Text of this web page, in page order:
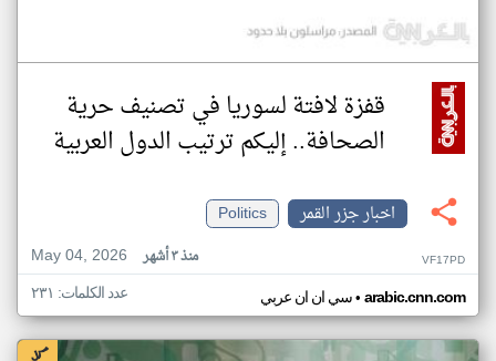
قفزة لافتة لسوريا في تصنيف حرية
الصحافة.. إليكم ترتيب الدول العربية
اخبار جزر القمر
Politics
May 04, 2026
منذ ٣ أشهر VF17PD
سي ان ان عربي• arabic.cnn.com عدد الكلمات: ٢٣١